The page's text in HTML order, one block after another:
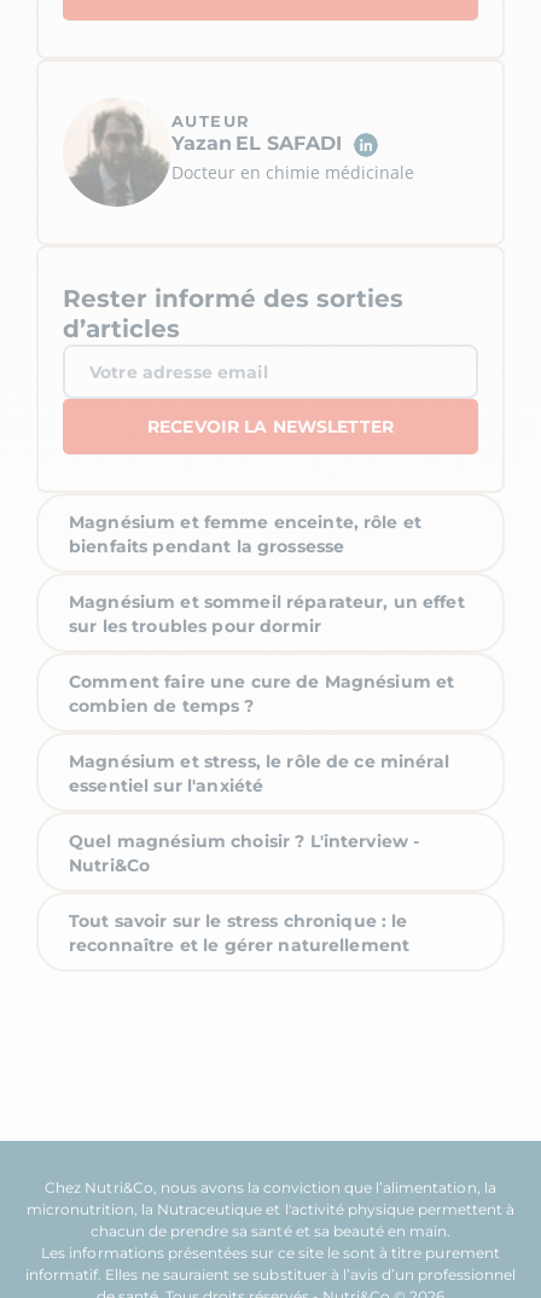
AUTEUR
Yazan EL SAFADI
Docteur en chimie médicinale
Rester informé des sorties
d’articles
Magnésium et femme enceinte, rôle et
bienfaits pendant la grossesse
Magnésium et sommeil réparateur, un effet
sur les troubles pour dormir
Comment faire une cure de Magnésium et
combien de temps ?
Magnésium et stress, le rôle de ce minéral
essentiel sur l'anxiété
Quel magnésium choisir ? L'interview -
Nutri&Co
Tout savoir sur le stress chronique : le
reconnaître et le gérer naturellement
Chez Nutri&Co, nous avons la conviction que l’alimentation, la
micronutrition, la Nutraceutique et l'activité physiquepermettent à
chacun de prendre sasantéet sa beautéen main.
Les informations présentées sur ce site le sont à titre purement
informatif. Elles ne sauraient se substituer à l’avis d’un professionnel